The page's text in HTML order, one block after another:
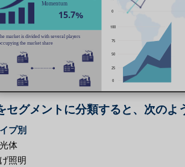
セグメントに分類すると、次のよ
プ別
体
照明